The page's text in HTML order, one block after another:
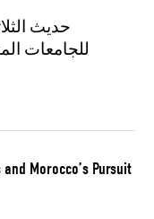
حديث
للجامعات
Morocco’s Pursuit